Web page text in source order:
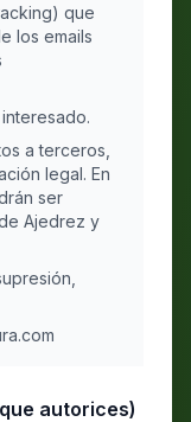
que
los emails
a terceros,
legal. En
ser
Ajedrez y
autorices)